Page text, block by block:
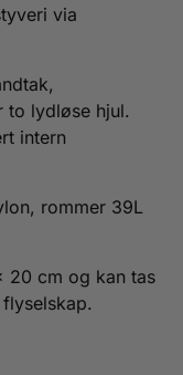
via
to lydløse hjul.
intern
rommer 39L
20 cm og kan tas